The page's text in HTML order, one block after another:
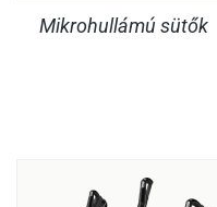
Mikrohullámú sütők